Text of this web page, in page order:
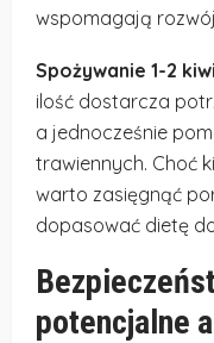
wspomagają
Spożywanie 1-2
ilość dostarcza
a jednocześnie
trawiennych. Choć
warto zasięgnąć
dopasować dietę
potencjalne